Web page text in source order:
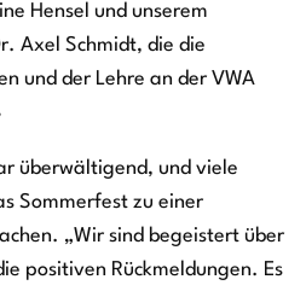
Hensel und unserem
Axel Schmidt, die die
und der Lehre an der VWA
überwältigend, und viele
Sommerfest zu einer
„Wir sind begeistert über
positiven Rückmeldungen. Es